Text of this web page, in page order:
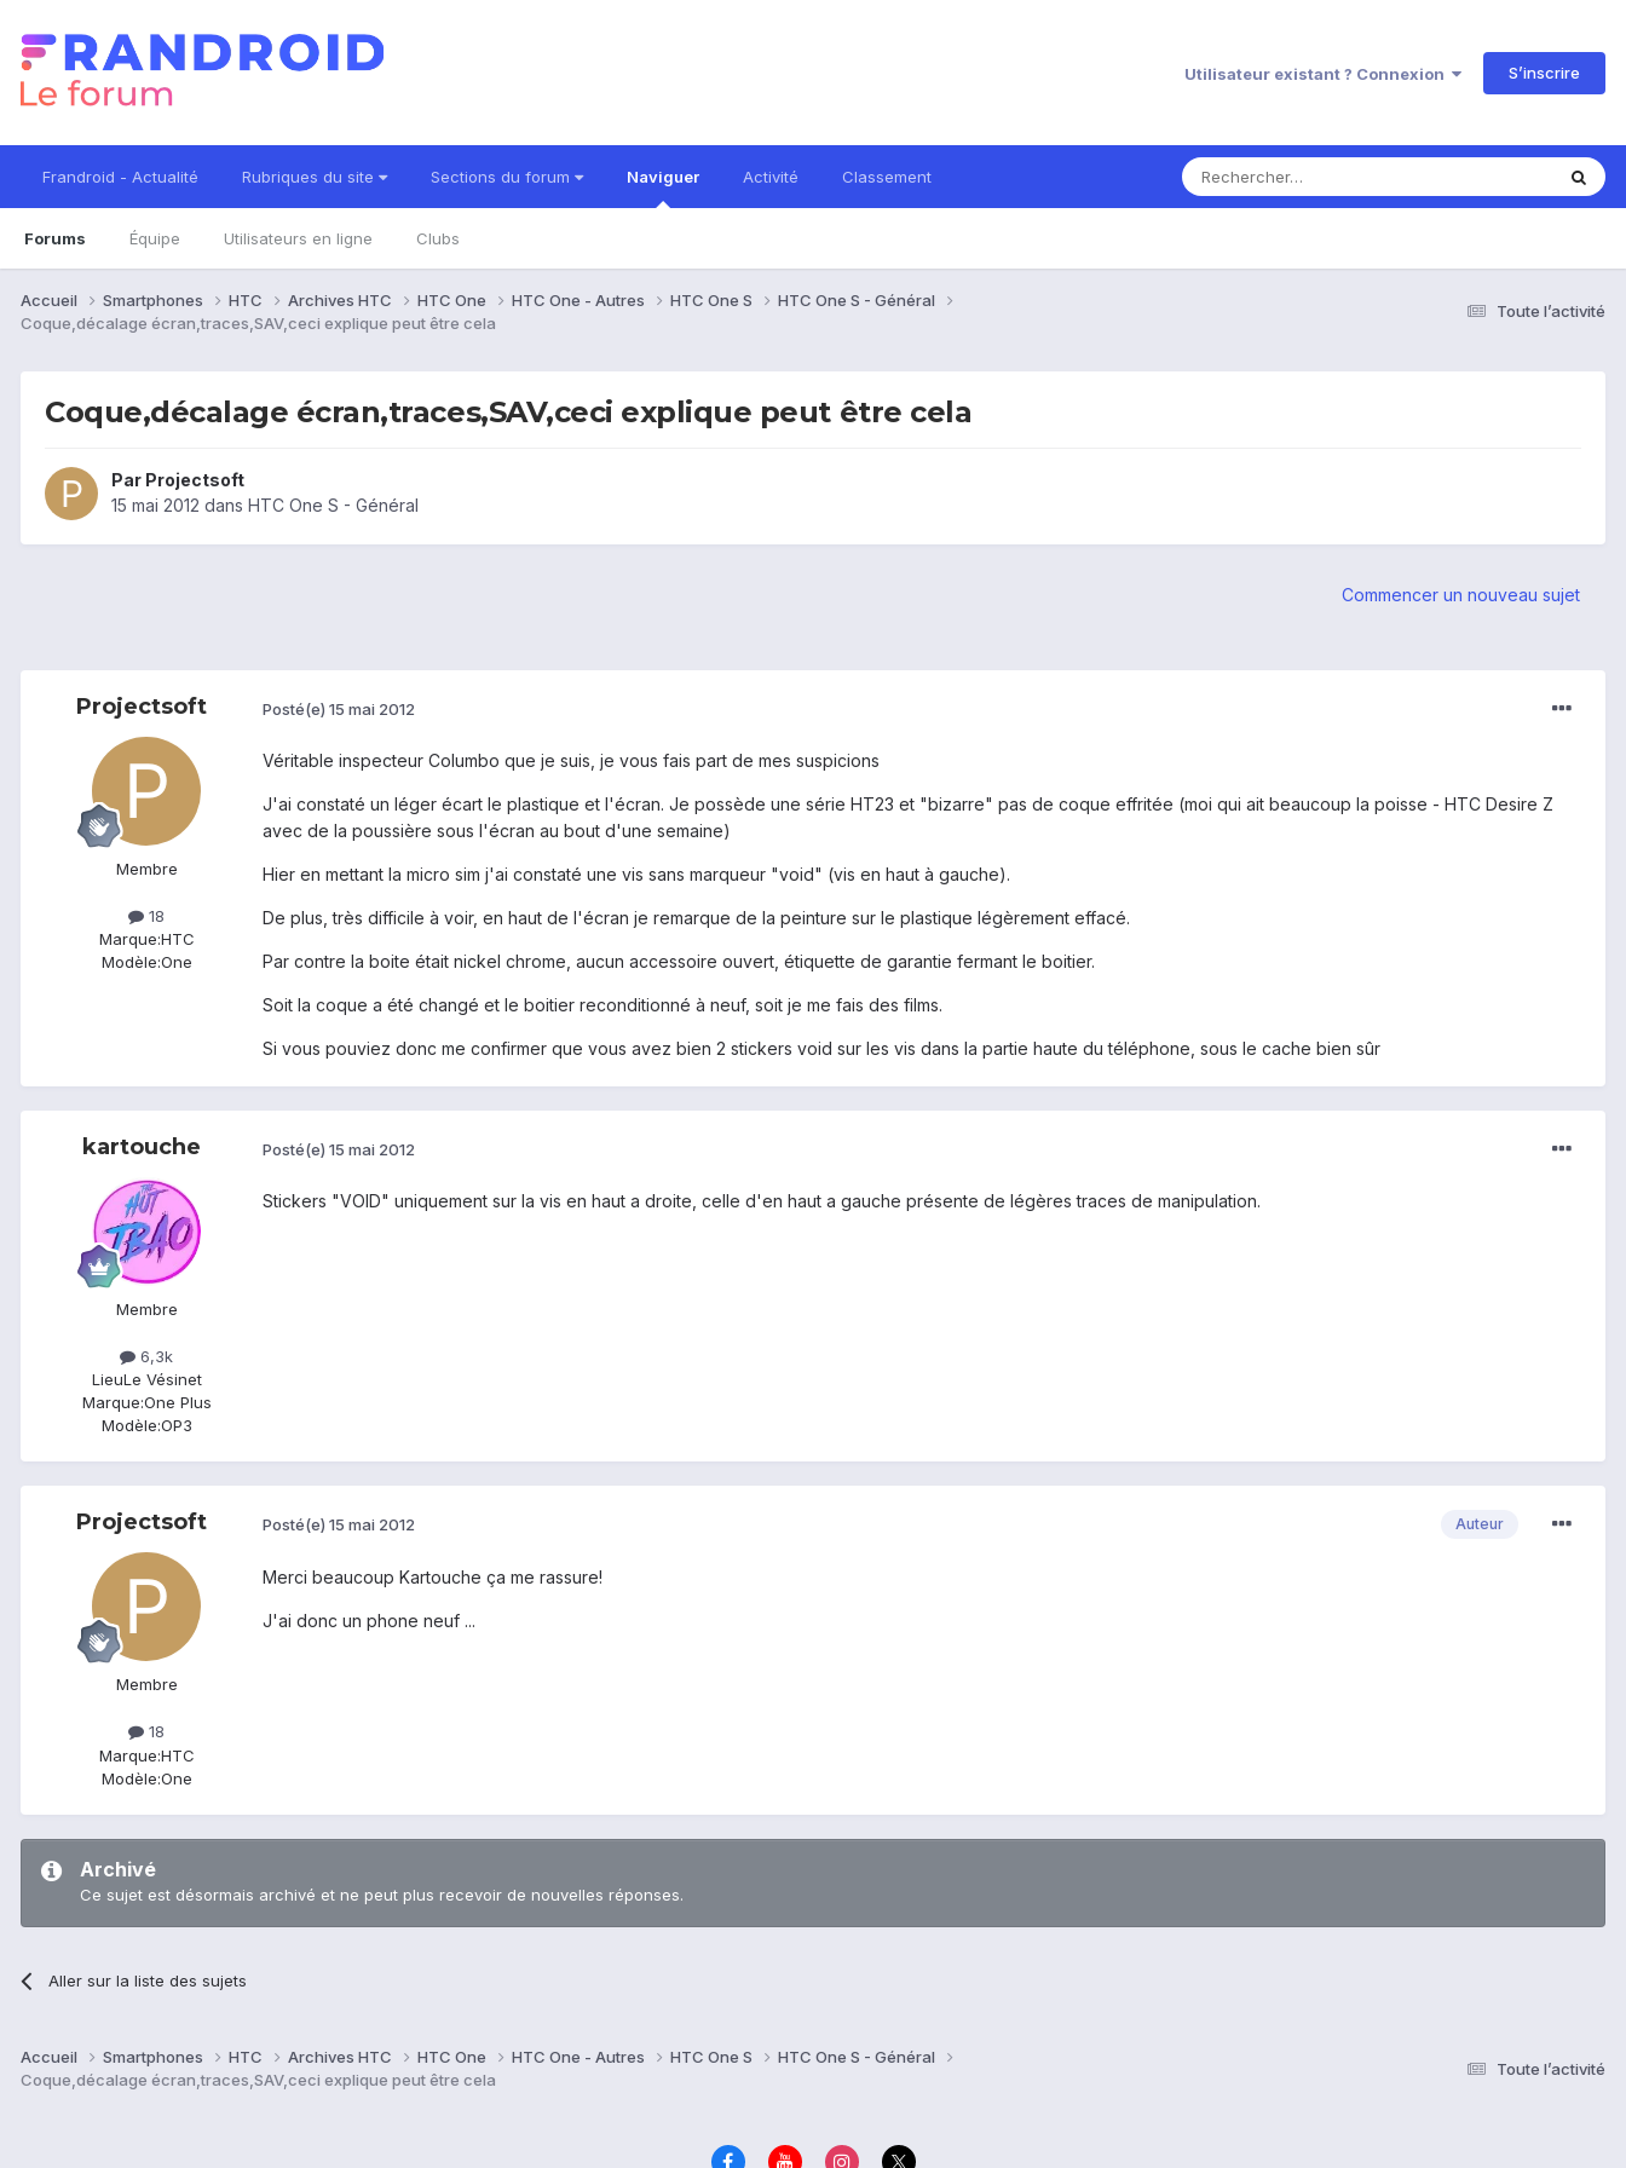
Utilisateur existant ? Connexion S’inscrire
Frandroid - Actualité Rubriques du site Sections du forum Naviguer
Forums Équipe Utilisateurs en ligne Clubs
Activité Classement
Toute l’activité
Accueil Smartphones HTC Archives HTC HTC One HTC One - Autres HTC One S
HTC One S - Général
Coque,décalage écran,traces,SAV,ceci explique peut être cela
Coque,décalage écran,traces,SAV,ceci explique peut être cela
Par Projectsoft
15 mai 2012 dans HTC One S - Général
Commencer un nouveau sujet
Projectsoft
Membre
18
Marque:HTC
Modèle:One
Posté(e) 15 mai 2012
Véritable inspecteur Columbo que je suis, je vous fais part de mes suspicions
J'ai constaté un léger écart le plastique et l'écran. Je possède une série HT23 et "bizarre" pas de coque effritée (moi qui ait beaucoup la poisse - HTC Desire Z
avec de la poussière sous l'écran au bout d'une semaine)
Hier en mettant la micro sim j'ai constaté une vis sans marqueur "void" (vis en haut à gauche).
De plus, très difficile à voir, en haut de l'écran je remarque de la peinture sur le plastique légèrement effacé.
Par contre la boite était nickel chrome, aucun accessoire ouvert, étiquette de garantie fermant le boitier.
Soit la coque a été changé et le boitier reconditionné à neuf, soit je me fais des films.
Si vous pouviez donc me confirmer que vous avez bien 2 stickers void sur les vis dans la partie haute du téléphone, sous le cache bien sûr
kartouche
Membre
6,3k
LieuLe Vésinet
Marque:One Plus
Modèle:OP3
Posté(e) 15 mai 2012
Stickers "VOID" uniquement sur la vis en haut a droite, celle d'en haut a gauche présente de légères traces de manipulation.
Projectsoft
Membre
18
Marque:HTC
Modèle:One
Auteur
Posté(e) 15 mai 2012
Merci beaucoup Kartouche ça me rassure!
J'ai donc un phone neuf ...
Archivé
Ce sujet est désormais archivé et ne peut plus recevoir de nouvelles réponses.
Aller sur la liste des sujets
Toute l’activité
Accueil Smartphones HTC Archives HTC HTC One HTC One - Autres HTC One S
HTC One S - Général
Coque,décalage écran,traces,SAV,ceci explique peut être cela